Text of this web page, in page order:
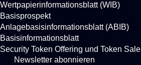
Auffenberg LL.M. (London).
Anton Schröder
Wertpapierinformationsblatt (WIB)
Basisprospekt
Anlagebasisinformationsblatt (ABIB)
Basisinformationsblatt
Security Token Offering und Token Sale
Newsletter abonnieren